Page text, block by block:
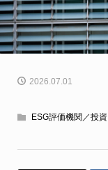
2026.07.01
ESG評価機関／投資,